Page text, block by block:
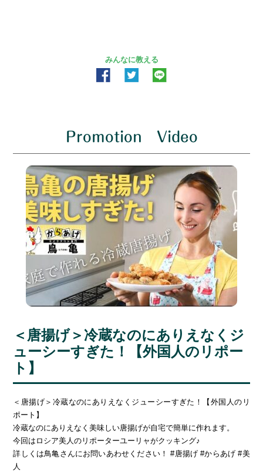
みんなに教える
Promotion Video
＜唐揚げ＞冷蔵なのにありえなくジ
ューシーすぎた！【外国人のリポー
ト】
＜唐揚げ＞冷蔵なのにありえなくジューシーすぎた！【外国人のリ
ポート】
冷蔵なのにありえなく美味しい唐揚げが自宅で簡単に作れます。
今回はロシア美人のリポーターユーリャがクッキング♪
詳しくは鳥亀さんにお問いあわせください！ #唐揚げ #からあげ #美
人